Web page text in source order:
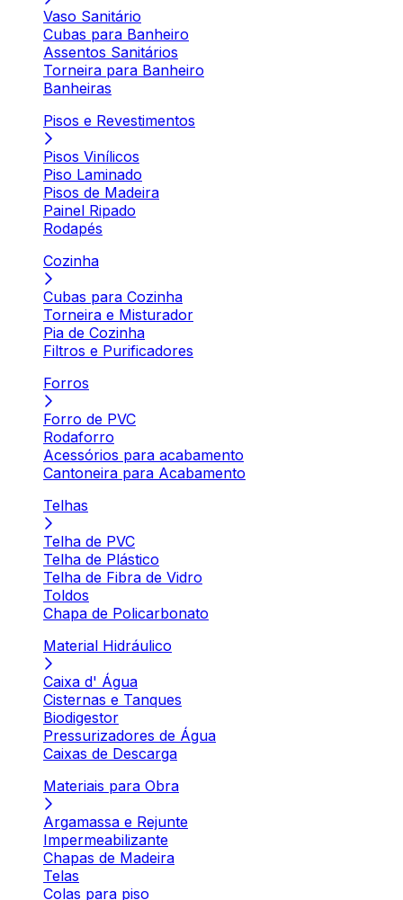
Vaso Sanitário
Cubas para Banheiro
Assentos Sanitários
Torneira para Banheiro
Banheiras
Pisos e Revestimentos
Pisos Vinílicos
Piso Laminado
Pisos de Madeira
Painel Ripado
Rodapés
Cozinha
Cubas para Cozinha
Torneira e Misturador
Pia de Cozinha
Filtros e Purificadores
Forros
Forro de PVC
Rodaforro
Acessórios para acabamento
Cantoneira para Acabamento
Telhas
Telha de PVC
Telha de Plástico
Telha de Fibra de Vidro
Toldos
Chapa de Policarbonato
Material Hidráulico
Caixa d' Água
Cisternas e Tanques
Biodigestor
Pressurizadores de Água
Caixas de Descarga
Materiais para Obra
Argamassa e Rejunte
Impermeabilizante
Chapas de Madeira
Telas
Colas para piso